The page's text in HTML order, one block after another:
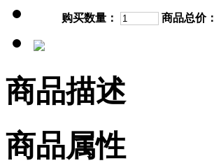
购买数量： 商品总价：
商品描述
商品属性